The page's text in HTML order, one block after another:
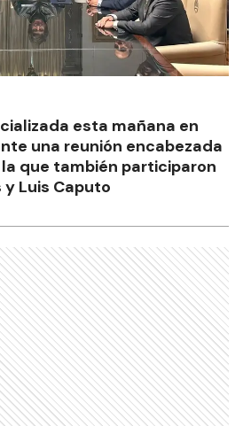
esta mañana en
una reunión encabezada
que también participaron
Luis Caputo